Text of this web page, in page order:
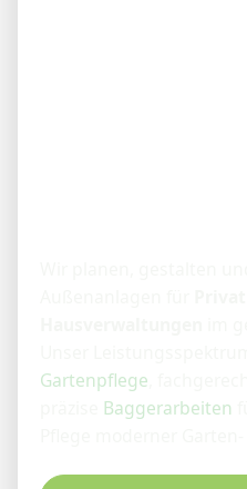
Gartenpflege
Baggerarbeiten